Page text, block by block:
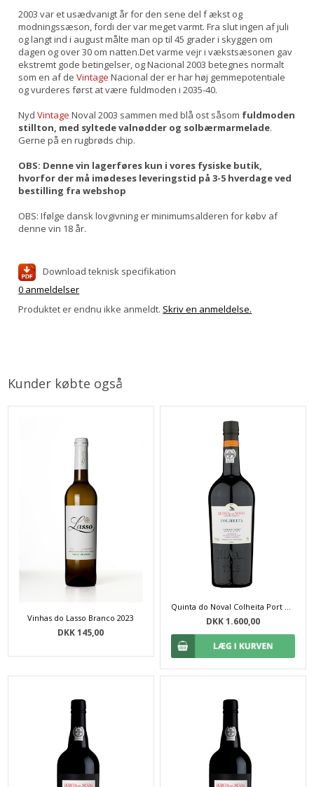
2003 var et usædvanigt år for den sene del f ækst og
modningssæson, fordi der var meget varmt. Fra slut ingen af juli
og langt ind i august målte man op til 45 grader i skyggen om
dagen og over 30 om natten.Det varme vejr i vækstsæsonen gav
ekstremt gode betingelser, og Nacional 2003 betegnes normalt
som en af deVintage Nacional der er har høj gemmepotentiale
og vurderes først at være fuldmoden i 2035-40.
NydVintage Noval 2003 sammen med blå ost såsom fuldmoden
stillton, med syltede valnødder og solbærmarmelade.
Gerne på en rugbrøds chip.
OBS: Denne vin lagerføres kun i vores fysiske butik,
hvorfor der må imødeses leveringstid på 3-5 hverdage ved
bestilling fra webshop
OBS: Ifølge dansk lovgivning er minimumsalderen for købv af
denne vin 18 år.
Download teknisk specifikation
0 anmeldelser
Produktet er endnu ikke anmeldt. Skriv en anmeldelse.
Kunder købte også
Vinhas do Lasso Branco 2023
DKK 145,00
Quinta do Noval Colheita Port 1995 - 75 cl
DKK 1.600,00